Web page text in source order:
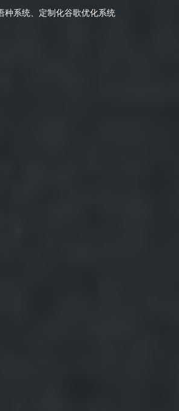
种系统、定制化谷歌优化系统